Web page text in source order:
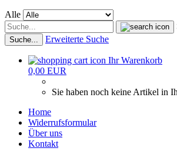
Alle
Suche... Erweiterte Suche
Ihr Warenkorb
0,00 EUR
Sie haben noch keine Artikel in
Home
Widerrufsformular
Über uns
Kontakt